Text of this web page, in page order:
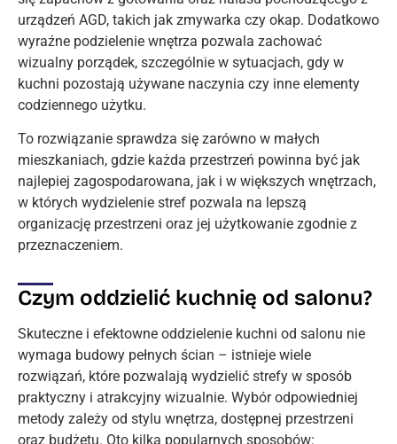
urządzeń AGD, takich jak zmywarka czy okap. Dodatkowo
wyraźne podzielenie wnętrza pozwala zachować
wizualny porządek, szczególnie w sytuacjach, gdy w
kuchni pozostają używane naczynia czy inne elementy
codziennego użytku.
To rozwiązanie sprawdza się zarówno w małych
mieszkaniach, gdzie każda przestrzeń powinna być jak
najlepiej zagospodarowana, jak i w większych wnętrzach,
w których wydzielenie stref pozwala na lepszą
organizację przestrzeni oraz jej użytkowanie zgodnie z
przeznaczeniem.
Czym oddzielić kuchnię od salonu?
Skuteczne i efektowne oddzielenie kuchni od salonu nie
wymaga budowy pełnych ścian – istnieje wiele
rozwiązań, które pozwalają wydzielić strefy w sposób
praktyczny i atrakcyjny wizualnie. Wybór odpowiedniej
metody zależy od stylu wnętrza, dostępnej przestrzeni
oraz budżetu. Oto kilka popularnych sposobów: